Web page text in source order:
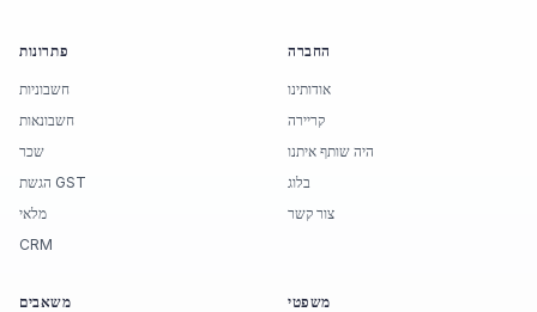
פתרונות
חשבוניות
חשבונאות
שכר
הגשת GST
מלאי
CRM
החברה
אודותינו
קריירה
היה שותף איתנו
בלוג
צור קשר
משאבים משפטי